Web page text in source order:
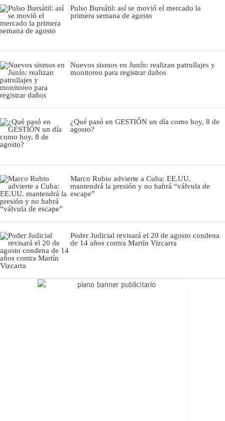
Pulso Bursátil: así se movió el mercado la
primera semana de agosto
Nuevos sismos en Junín: realizan patrullajes y
monitoreo para registrar daños
¿Qué pasó en GESTIÓN un día como hoy, 8 de
agosto?
Marco Rubio advierte a Cuba: EE.UU.
mantendrá la presión y no habrá “válvula de
escape”
Poder Judicial revisará el 20 de agosto condena
de 14 años contra Martín Vizcarra